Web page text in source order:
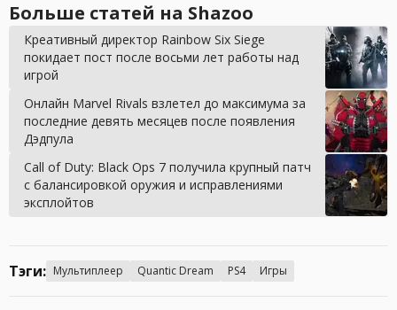
Больше статей на Shazoo
Креативный директор Rainbow Six Siege
покидает пост после восьми лет работы над
игрой
Онлайн Marvel Rivals взлетел до максимума за
последние девять месяцев после появления
Дэдпула
Call of Duty: Black Ops 7 получила крупный патч
с балансировкой оружия и исправлениями
эксплойтов
Тэги: Мультиплеер Quantic Dream PS4 Игры